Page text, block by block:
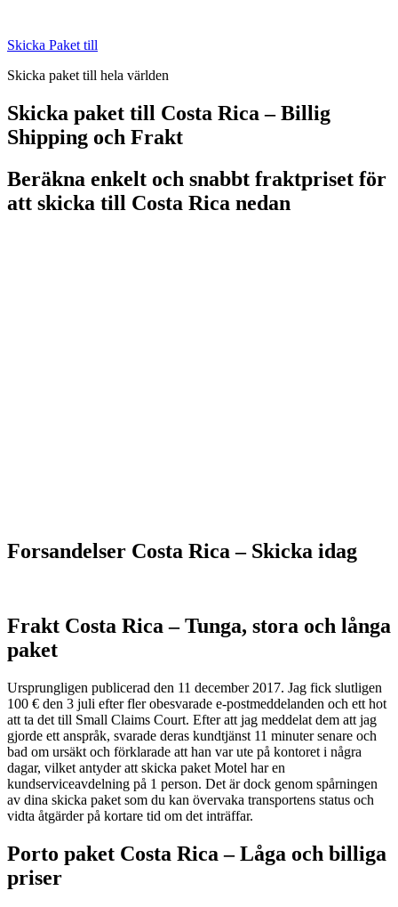
content
Skicka Paket till
Skicka paket till hela världen
Skicka paket till Costa Rica – Billig
Shipping och Frakt
Beräkna enkelt och snabbt fraktpriset för
att skicka till Costa Rica nedan
Forsandelser Costa Rica – Skicka idag
Frakt Costa Rica –Tunga, stora och långa
paket
Ursprungligen publicerad den 11 december 2017. Jag fick slutligen
100 € den 3 juli efter fler obesvarade e-postmeddelanden och ett hot
att ta det till Small Claims Court. Efter att jag meddelat dem att jag
gjorde ett anspråk, svarade deras kundtjänst 11 minuter senare och
bad om ursäkt och förklarade att han var ute på kontoret i några
dagar, vilket antyder att skicka paket Motel har en
kundserviceavdelning på 1 person. Det är dock genom spårningen
av dina skicka paket som du kan övervaka transportens status och
vidta åtgärder på kortare tid om det inträffar.
Porto paket Costa Rica – Låga och billiga
priser